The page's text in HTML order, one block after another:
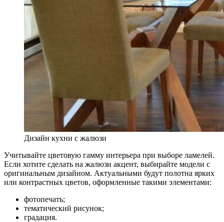
Дизайн кухни с жалюзи
Учитывайте цветовую гамму интерьера при выборе ламелей.
Если хотите сделать на жалюзи акцент, выбирайте модели с
оригинальным дизайном. Актуальными будут полотна ярких
или контрастных цветов, оформленные такими элементами:
фотопечать;
тематический рисунок;
градация.